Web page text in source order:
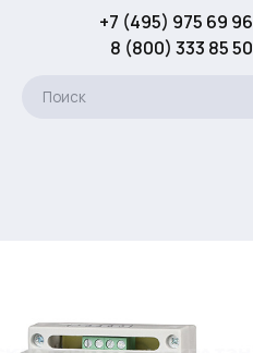
+7 (495) 975 69 96
8 (800) 333 85 50